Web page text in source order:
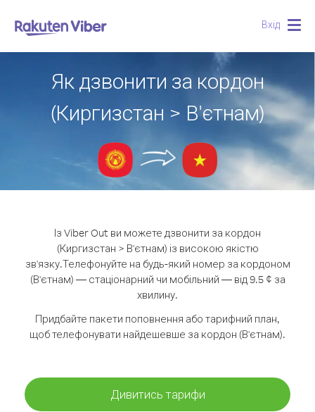
Вхід
Як дзвонити за кордон
(Киргизстан > В'єтнам)
Із Viber Out ви можете дзвонити за кордон
(Киргизстан > В'єтнам) із високою якістю
зв'язку.Телефонуйте на будь-який номер за кордоном
(В'єтнам) — стаціонарний чи мобільний — від 9.5 ¢ за
хвилину.
Придбайте пакети поповнення або тарифний план,
щоб телефонувати найдешевше за кордон (В'єтнам).
Дивитись тарифи